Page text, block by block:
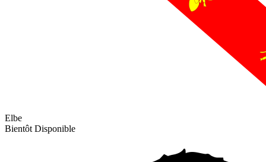
Elbe
Bientôt Disponible